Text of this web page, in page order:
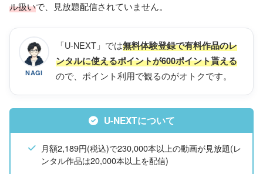
ル扱いで、見放題配信されていません。
NAGI
「U-NEXT」では無料体験登録で有料作品のレ
ンタルに使えるポイントが600ポイント貰える
ので、ポイント利用で観るのがオトクです。
U-NEXTについて
月額2,189円(税込)で230,000本以上の動画が見放題(レ
ンタル作品は20,000本以上を配信)